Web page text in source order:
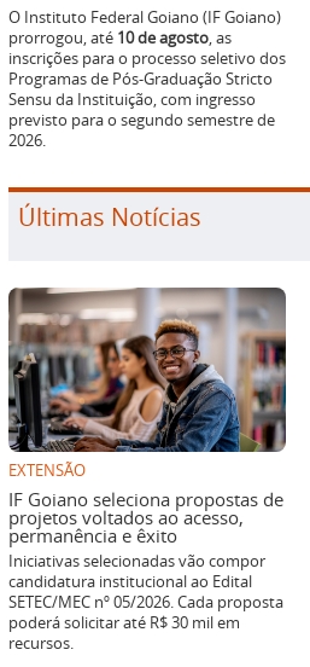
O Instituto Federal Goiano (IF Goiano)
prorrogou, até 10 de agosto, as
inscrições para o processo seletivo dos
Programas de Pós-Graduação Stricto
Sensu da Instituição, com ingresso
previsto para o segundo semestre de
2026.
Últimas Notícias
EXTENSÃO
IF Goiano seleciona propostas de
projetos voltados ao acesso,
permanência e êxito
Iniciativas selecionadas vão compor
candidatura institucional ao Edital
SETEC/MEC nº 05/2026. Cada proposta
poderá solicitar até R$ 30 mil em
recursos.